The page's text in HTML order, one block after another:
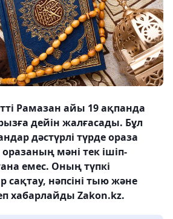
Рамазан айы 19 ақпанда
дейін жалғасады. Бұл
дәстүрлі түрде ораза
мәні тек ішіп-
емес. Оның түпкі
сақтау, нәпсіні тыю және
хабарлайды Zakon.kz.